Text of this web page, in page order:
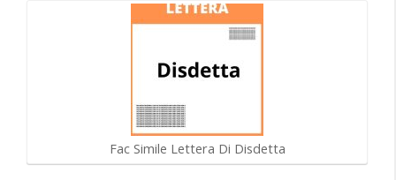
Fac Simile Lettera Di Disdetta